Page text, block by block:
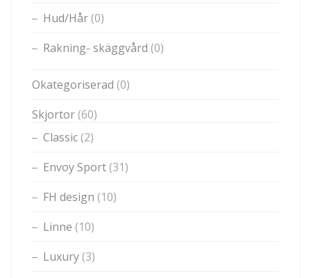
Hud/Hår (0)
Rakning- skäggvård (0)
Okategoriserad (0)
Skjortor (60)
Classic (2)
Envoy Sport (31)
FH design (10)
Linne (10)
Luxury (3)